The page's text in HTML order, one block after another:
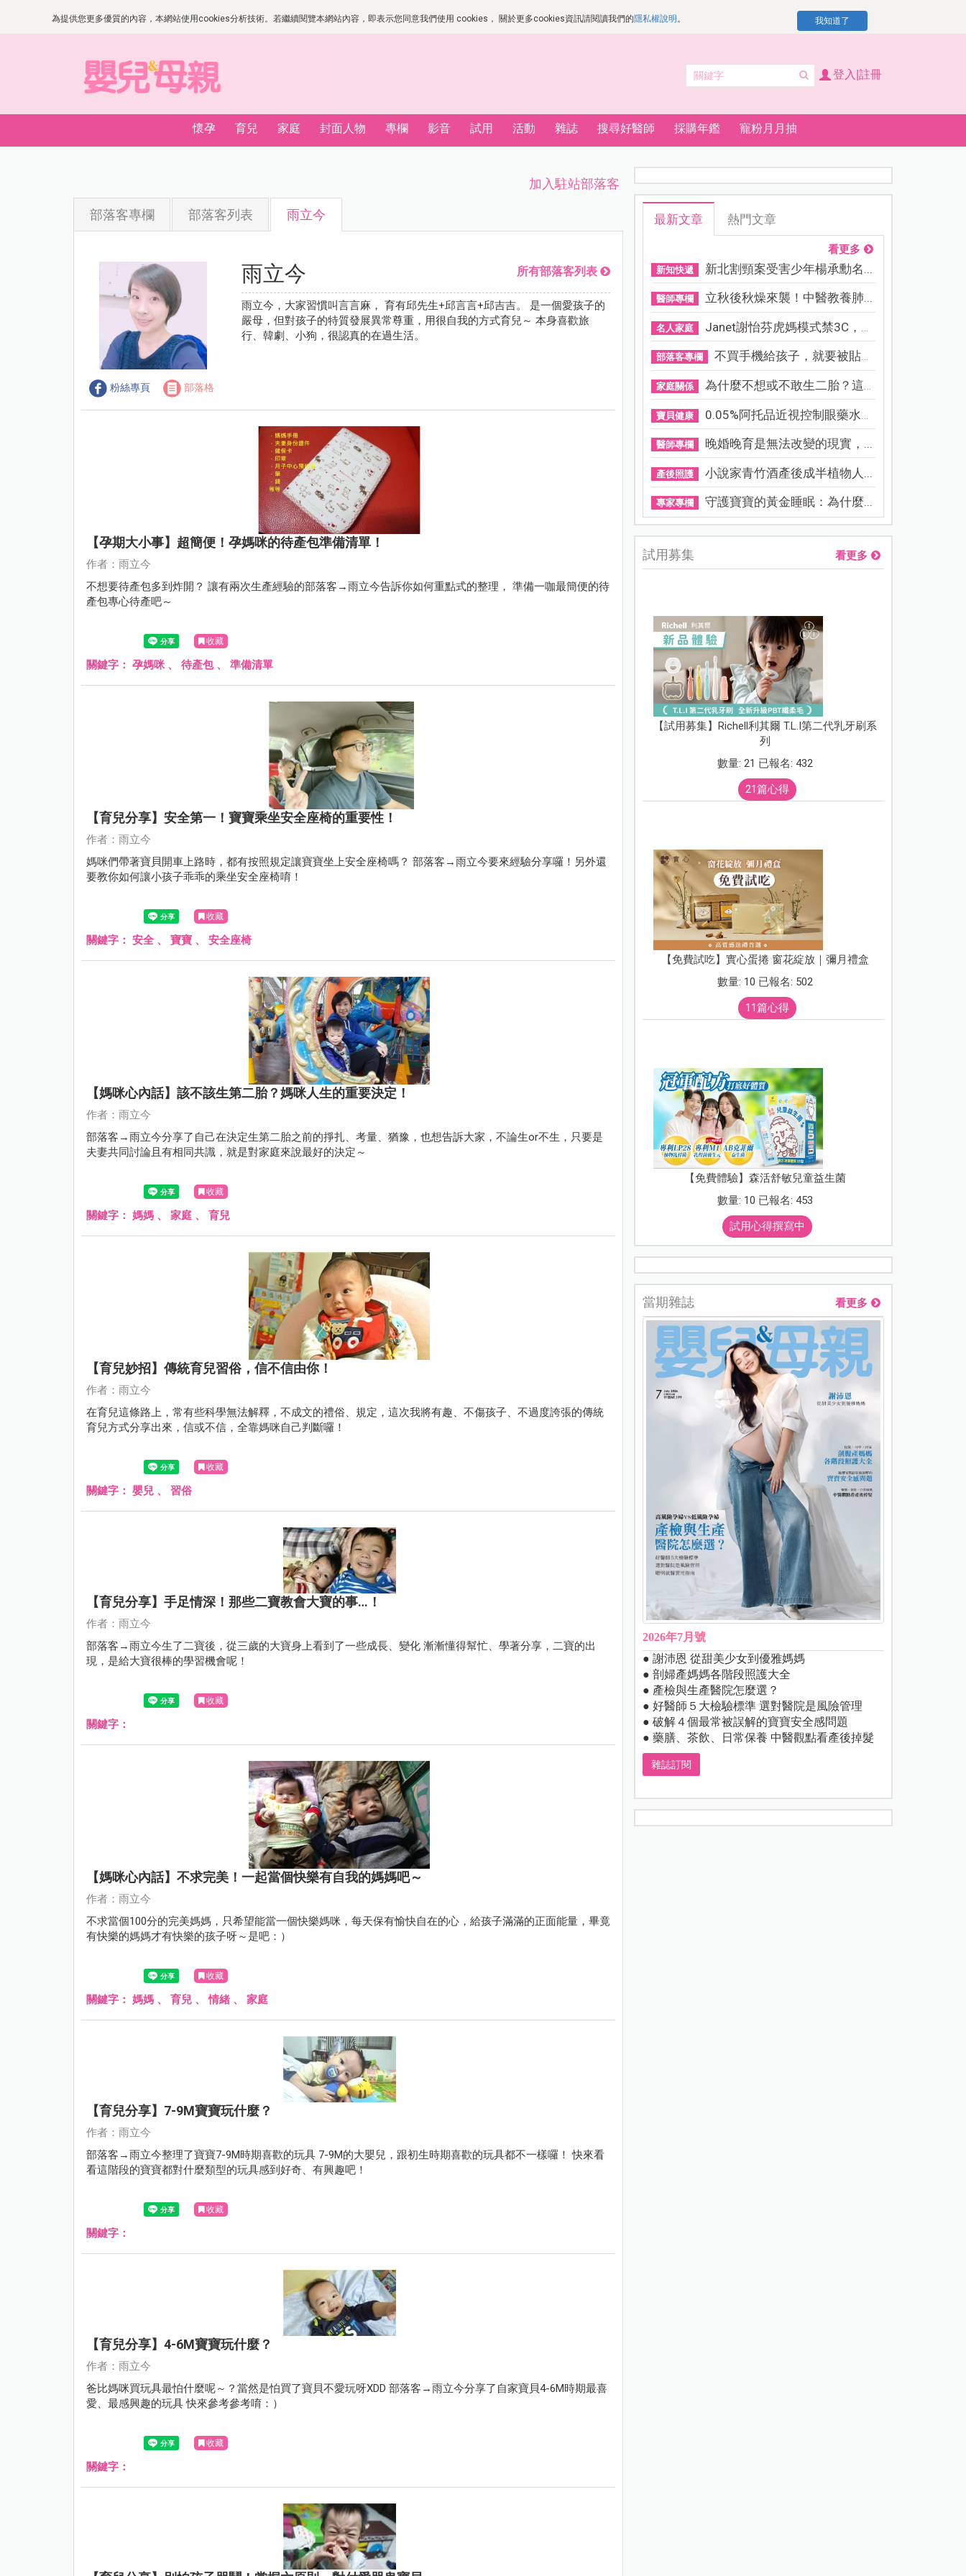
為提供您更多優質的內容，本網站使用cookies分析技術。若繼續閱覽本網站內容，即表示您同意我們使用 cookies， 關於更多cookies資訊請閱讀我們的隱私權說明 。 我知道了
登入|註冊
懷孕 育兒 家庭 封面人物 專欄 影音 試用 活動 雜誌 搜尋好醫師 採購年鑑 寵粉月月抽
加入駐站部落客
部落客專欄 部落客列表 雨立今
粉絲專頁 部落格
雨立今 所有部落客列表
雨立今，大家習慣叫言言麻， 育有邱先生+邱言言+邱吉吉。 是一個愛孩子的
嚴母，但對孩子的特質發展異常尊重，用很自我的方式育兒～ 本身喜歡旅
行、韓劇、小狗，很認真的在過生活。
【孕期大小事】超簡便！孕媽咪的待產包準備清單！
作者：雨立今
不想要待產包多到炸開？ 讓有兩次生產經驗的部落客→雨立今告訴你如何重點式的整理， 準備一咖最簡便的待
產包專心待產吧～
收藏
關鍵字： 孕媽咪 、 待產包、 準備清單
【育兒分享】安全第一！寶寶乘坐安全座椅的重要性！
作者：雨立今
媽咪們帶著寶貝開車上路時，都有按照規定讓寶寶坐上安全座椅嗎？ 部落客→雨立今要來經驗分享囉！另外還
要教你如何讓小孩子乖乖的乘坐安全座椅唷！
收藏
關鍵字： 安全 、 寶寶 、 安全座椅
【媽咪心內話】該不該生第二胎？媽咪人生的重要決定！
作者：雨立今
部落客→雨立今分享了自己在決定生第二胎之前的掙扎、考量、猶豫，也想告訴大家，不論生or不生，只要是
夫妻共同討論且有相同共識，就是對家庭來說最好的決定～
收藏
關鍵字： 媽媽 、 家庭 、 育兒
【育兒妙招】傳統育兒習俗，信不信由你！
作者：雨立今
在育兒這條路上，常有些科學無法解釋，不成文的禮俗、規定，這次我將有趣、不傷孩子、不過度誇張的傳統
育兒方式分享出來，信或不信，全靠媽咪自己判斷囉！
收藏
關鍵字： 嬰兒 、 習俗
【育兒分享】手足情深！那些二寶教會大寶的事…！
作者：雨立今
部落客→雨立今生了二寶後，從三歲的大寶身上看到了一些成長、變化 漸漸懂得幫忙、學著分享，二寶的出
現，是給大寶很棒的學習機會呢！
收藏
關鍵字：
【媽咪心內話】不求完美！一起當個快樂有自我的媽媽吧～
作者：雨立今
不求當個100分的完美媽媽，只希望能當一個快樂媽咪，每天保有愉快自在的心，給孩子滿滿的正面能量，畢竟
有快樂的媽媽才有快樂的孩子呀～是吧：）
收藏
關鍵字： 媽媽 、 育兒 、情緒 、 家庭
【育兒分享】7-9M寶寶玩什麼？
作者：雨立今
部落客→雨立今整理了寶寶7-9M時期喜歡的玩具 7-9M的大嬰兒，跟初生時期喜歡的玩具都不一樣囉！ 快來看
看這階段的寶寶都對什麼類型的玩具感到好奇、有興趣吧！
收藏
關鍵字：
【育兒分享】4-6M寶寶玩什麼？
作者：雨立今
爸比媽咪買玩具最怕什麼呢～？當然是怕買了寶貝不愛玩呀XDD 部落客→雨立今分享了自家寶貝4-6M時期最喜
愛、最感興趣的玩具 快來參考參考唷：）
收藏
關鍵字：
最新文章 熱門文章
看更多
新知快遞 新北割頸案受害少年楊承勳名...
醫師專欄 立秋後秋燥來襲！中醫教養肺...
名人家庭 Janet謝怡芬虎媽模式禁3C，看...
部落客專欄 不買手機給孩子，就要被貼「...
家庭關係 為什麼不想或不敢生二胎？這8...
寶貝健康 0.05%阿托品近視控制眼藥水納...
醫師專欄 晚婚晚育是無法改變的現實，...
產後照護 小說家青竹酒產後成半植物人...
專家專欄 守護寶寶的黃金睡眠：為什麼...
試用募集 看更多
【試用募集】Richell利其爾 T.L.I第二代乳牙刷系
列
數量: 21 已報名: 432
21篇心得
【免費試吃】實心蛋捲 窗花綻放｜彌月禮盒
數量: 10 已報名: 502
11篇心得
【免費體驗】森活舒敏兒童益生菌
數量: 10 已報名: 453
試用心得撰寫中
當期雜誌 看更多
2026年7月號
● 謝沛恩 從甜美少女到優雅媽媽
● 剖婦產媽媽各階段照護大全
● 產檢與生產醫院怎麼選？
● 好醫師５大檢驗標準 選對醫院是風險管理
● 破解４個最常被誤解的寶寶安全感問題
● 藥膳、茶飲、日常保養 中醫觀點看產後掉髮
雜誌訂閱